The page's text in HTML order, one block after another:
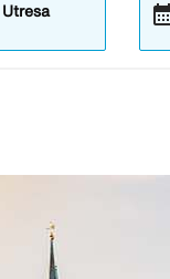
Utresa